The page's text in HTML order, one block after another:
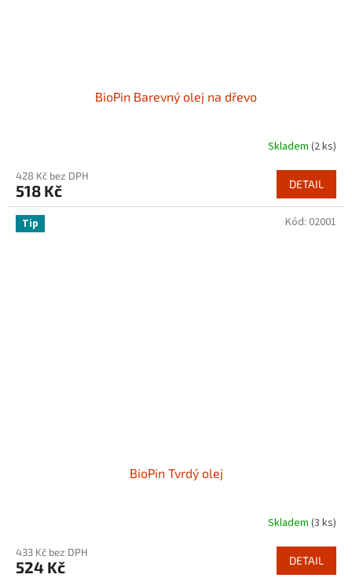
BioPin Barevný olej na dřevo
Skladem (2 ks)
428 Kč bez DPH
518 Kč DETAIL
Tip
BioPin Tvrdý olej
Skladem (3 ks)
433 Kč bez DPH
524 Kč DETAIL
Kód: 02001